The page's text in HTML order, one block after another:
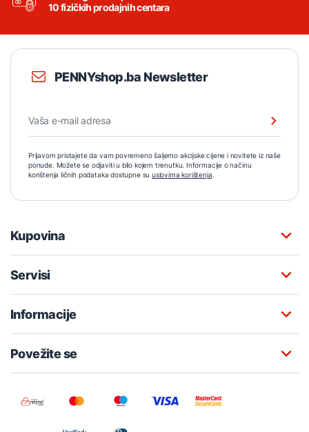
10 fizičkih prodajnih centara
PENNYshop.ba Newsletter
Prijavom pristajete da vam povremeno šaljemo akcijske cijene i novitete iz naše
ponude. Možete se odjaviti u bilo kojem trenutku. Informacije o načinu
korištenja ličnih podataka dostupne su uslovima korištenja.
Kupovina
Servisi
Informacije
Povežite se